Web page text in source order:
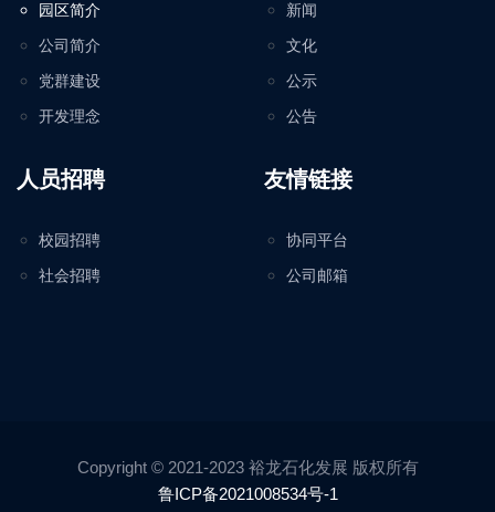
园区简介
公司简介
党群建设
开发理念
新闻
文化
公示
公告
人员招聘
校园招聘
社会招聘
友情链接
协同平台
公司邮箱
Copyright © 2021-2023 裕龙石化发展 版权所有
鲁ICP备2021008534号-1